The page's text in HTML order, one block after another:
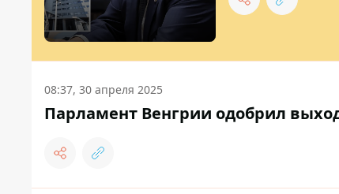
08:37, 30 апреля 2025
Парламент Венгрии одобрил